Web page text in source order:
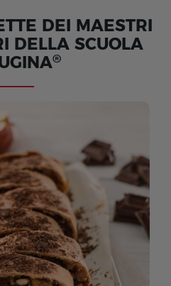
DEI MAESTRI
DELLA SCUOLA
®